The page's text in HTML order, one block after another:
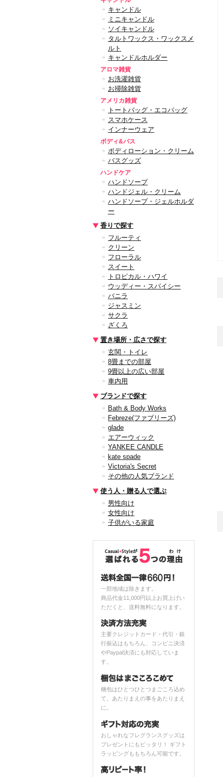
キャンドル
ミニキャンドル
ソイキャンドル
タルトワックス・ワックスメ
ルト
キャンドルホルダー
アロマ雑貨
お洗濯雑貨
お掃除雑貨
アメリカ雑貨
トートバッグ・エコバッグ
スマホケース
インナーウェア
ボディ&バス
ボディローション・クリーム
バスグッズ
ハンドケア
ハンドソープ
ハンドジェル・クリーム
ハンドソープ・ジェルホルダ
ー
香りで探す
フルーティ
クリーン
フローラル
スイート
トロピカル・ハワイ
ウッディー・スパイシー
バニラ
ジャスミン
サクラ
ざくろ
置き場所・広さで探す
玄関・トイレ
8畳までの部屋
9畳以上の広い部屋
車内用
ブランドで探す
Bath & Body Works
Febreze(ファブリーズ)
glade
エアーウィック
YANKEE CANDLE
kate spade
Victoria's Secret
その他の人気ブランド
使う人・贈る人で選ぶ
男性向け
女性向け
子供がいる家庭
一部地域は除きます。
商品代金11,000円以上お買上げい
ただくと、送料無料になります。
主要クレジットカード・代引・銀
行振込はもちろん、コンビニ決済
やPaypal決済にも対応していま
す。
梱包はひとつひとつまごころ込め
て。あたりまえの事をあたりまえ
に。
おしゃれなフレグランスグッズは
プレゼントにもピッタリ！ ギフト
ラッピングももちろん可能です。